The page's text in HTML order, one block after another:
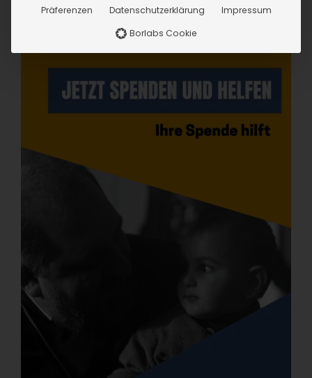
Präferenzen Datenschutzerklärung
Impressum
Borlabs Cookie